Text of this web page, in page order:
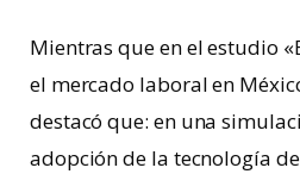
Mientras que en el estudio
el mercado laboral en
destacó que: en una
adopción de la tecnología